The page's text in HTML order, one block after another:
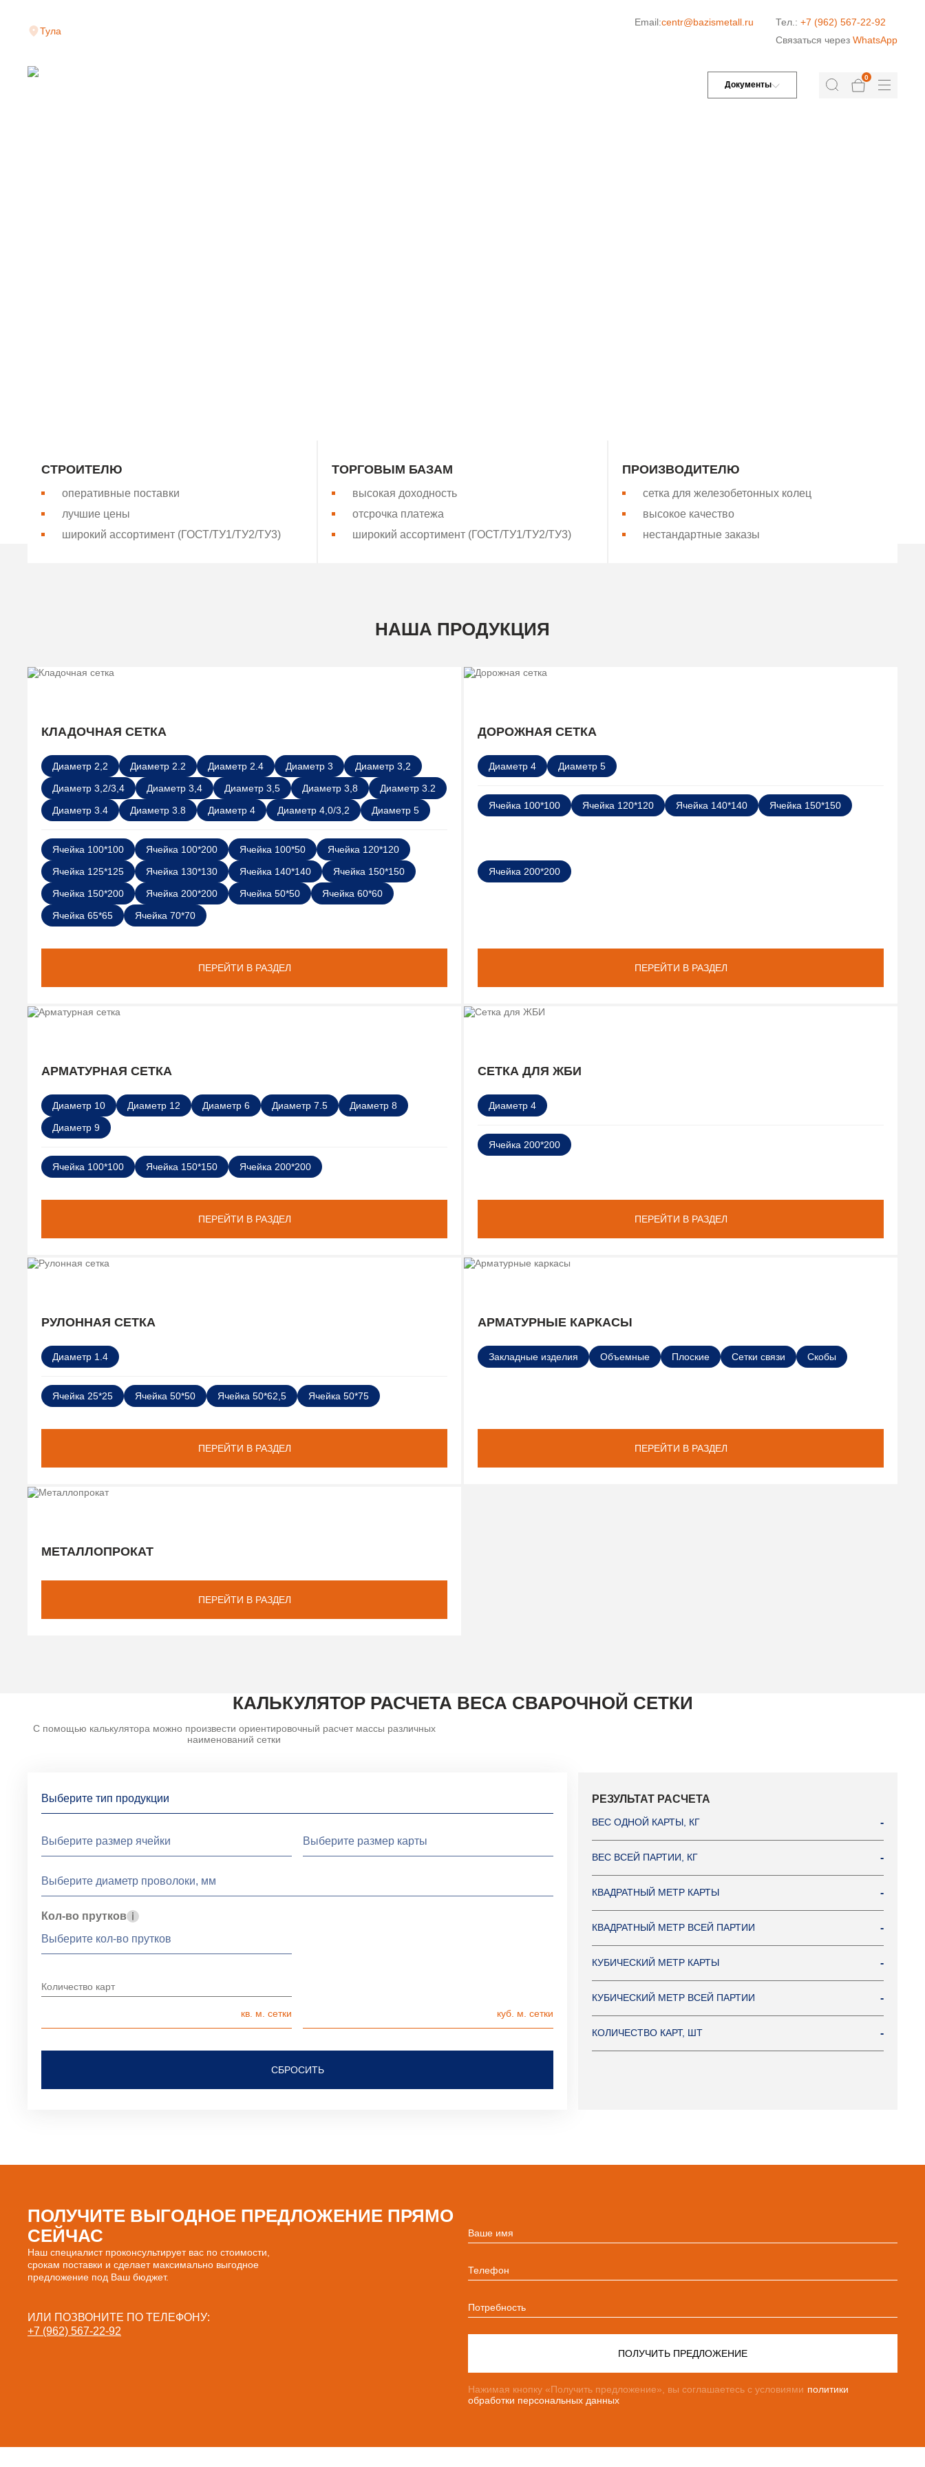
Тула
Email:centr@bazismetall.ru Тел.: +7 (962) 567-22-92
Связаться через WhatsApp
Документы
0
СТРОИТЕЛЮ
оперативные поставки
лучшие цены
широкий ассортимент (ГОСТ/ТУ1/ТУ2/ТУ3)
ТОРГОВЫМ БАЗАМ
высокая доходность
отсрочка платежа
широкий ассортимент (ГОСТ/ТУ1/ТУ2/ТУ3)
ПРОИЗВОДИТЕЛЮ
сетка для железобетонных колец
высокое качество
нестандартные заказы
НАША ПРОДУКЦИЯ
КЛАДОЧНАЯ СЕТКА
ПЕРЕЙТИ В РАЗДЕЛ
Диаметр 2,2 Диаметр 2.2 Диаметр 2.4 Диаметр 3
Диаметр 3,2
Диаметр 3,2/3,4
Диаметр 3,4 Диаметр 3,5 Диаметр 3,8
Диаметр 3.2
Диаметр 3.4
Диаметр 3.8 Диаметр 4 Диаметр 4,0/3,2 Диаметр 5
Ячейка 100*100 Ячейка 100*200 Ячейка 100*50
Ячейка 120*120
Ячейка 125*125
Ячейка 130*130 Ячейка 140*140
Ячейка 150*150
Ячейка 150*200
Ячейка 200*200 Ячейка 50*50
Ячейка 60*60
Ячейка 65*65
Ячейка 70*70
ДОРОЖНАЯ СЕТКА
ПЕРЕЙТИ В РАЗДЕЛ
Диаметр 4 Диаметр 5
Ячейка 100*100 Ячейка 120*120 Ячейка 140*140 Ячейка 150*150
Ячейка 200*200
АРМАТУРНАЯ СЕТКА
ПЕРЕЙТИ В РАЗДЕЛ
Диаметр 10 Диаметр 12 Диаметр 6 Диаметр 7.5
Диаметр 8
Диаметр 9
Ячейка 100*100 Ячейка 150*150 Ячейка 200*200
СЕТКА ДЛЯ ЖБИ
ПЕРЕЙТИ В РАЗДЕЛ
Диаметр 4
Ячейка 200*200
РУЛОННАЯ СЕТКА
ПЕРЕЙТИ В РАЗДЕЛ
Диаметр 1.4
Ячейка 25*25 Ячейка 50*50 Ячейка 50*62,5 Ячейка 50*75
АРМАТУРНЫЕ КАРКАСЫ
ПЕРЕЙТИ В РАЗДЕЛ
Закладные изделия Объемные Плоские Сетки связи Скобы
МЕТАЛЛОПРОКАТ
ПЕРЕЙТИ В РАЗДЕЛ
КАЛЬКУЛЯТОР РАСЧЕТА ВЕСА СВАРОЧНОЙ СЕТКИ
С помощью калькулятора можно произвести ориентировочный расчет массы различных
наименований сетки
Кол-во прутков
Количество карт
СБРОСИТЬ
РЕЗУЛЬТАТ РАСЧЕТА
ВЕС ОДНОЙ КАРТЫ, КГ -
ВЕС ВСЕЙ ПАРТИИ, КГ -
КВАДРАТНЫЙ МЕТР КАРТЫ -
КВАДРАТНЫЙ МЕТР ВСЕЙ ПАРТИИ -
КУБИЧЕСКИЙ МЕТР КАРТЫ -
КУБИЧЕСКИЙ МЕТР ВСЕЙ ПАРТИИ -
КОЛИЧЕСТВО КАРТ, ШТ -
ПОЛУЧИТЕ ВЫГОДНОЕ ПРЕДЛОЖЕНИЕ ПРЯМО
СЕЙЧАС
Наш специалист проконсультирует вас по стоимости,
срокам поставки и сделает максимально выгодное
предложение под Ваш бюджет.
ИЛИ ПОЗВОНИТЕ ПО ТЕЛЕФОНУ:
+7 (962) 567-22-92
Ваше имя
Телефон
Потребность
ПОЛУЧИТЬ ПРЕДЛОЖЕНИЕ
Нажимая кнопку «Получить предложение», вы соглашаетесь с условиями политики
обработки персональных данных